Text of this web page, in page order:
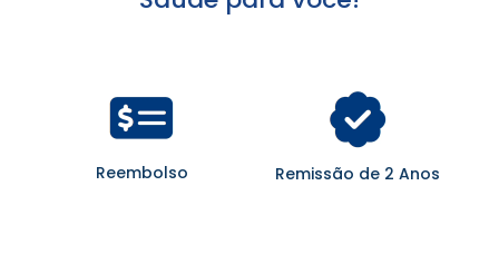
Reembolso Remissão de 2 Anos